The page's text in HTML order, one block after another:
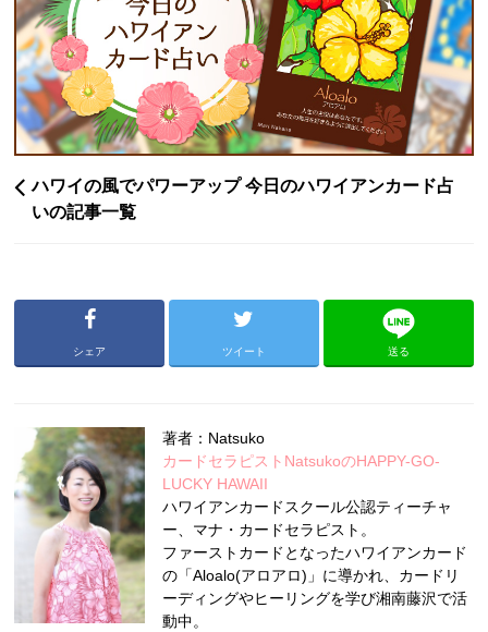
ハワイの風でパワーアップ 今日のハワイアンカード占
いの記事一覧
シェア ツイート 送る
著者：Natsuko
カードセラピストNatsukoのHAPPY-GO-
LUCKY HAWAII
ハワイアンカードスクール公認ティーチャ
ー、マナ・カードセラピスト。
ファーストカードとなったハワイアンカード
の「Aloalo(アロアロ)」に導かれ、カードリ
ーディングやヒーリングを学び湘南藤沢で活
動中。